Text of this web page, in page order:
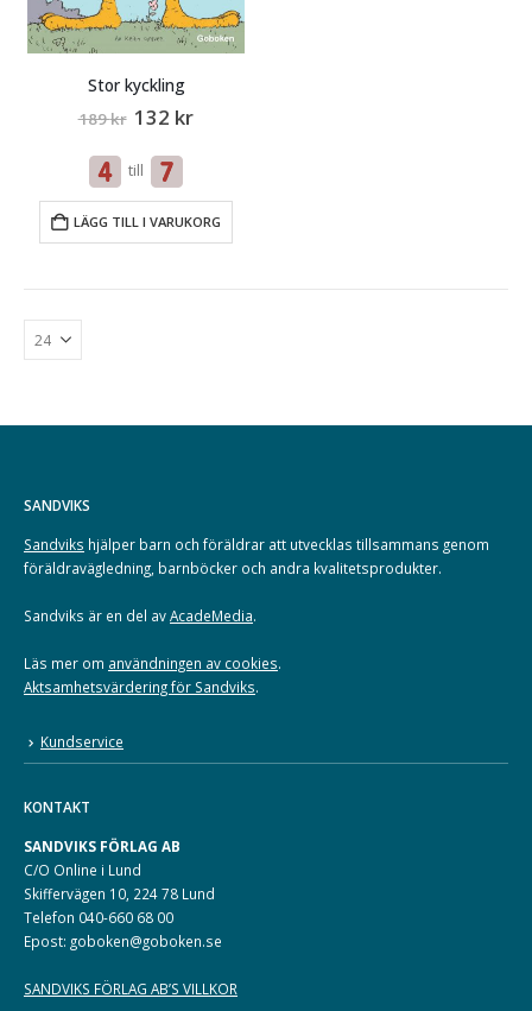
Stor kyckling
189kr Original
was:
189 kr.
132 krCurrent
till
LÄGG TILL I VARUKORG
SANDVIKS
Sandviks hjälper barn och föräldrar att utvecklas tillsammans genom
föräldravägledning, barnböcker och andra kvalitetsprodukter.
Sandviks är en del avAcadeMedia.
Läs mer om användningen av cookies.
Aktsamhetsvärdering för Sandviks.
Kundservice
KONTAKT
SANDVIKS FÖRLAG AB
C/O Online i Lund
Skiffervägen 10, 224 78 Lund
Telefon 040-660 68 00
Epost: goboken@goboken.se
SANDVIKS FÖRLAG AB’S VILLKOR